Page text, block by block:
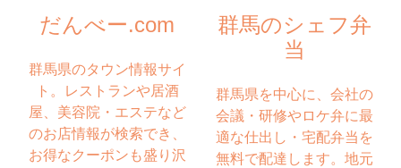
だんべー.com
群馬県のタウン情報サイ
ト。レストランや居酒
屋、美容院・エステなど
のお店情報が検索でき、
お得なクーポンも盛り沢
群馬のシェフ弁
当
群馬県を中心に、会社の
会議・研修やロケ弁に最
適な仕出し・宅配弁当を
無料で配達します。地元